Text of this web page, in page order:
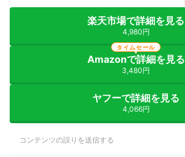
楽天市場で詳細を見る
4,980円
Amazonで詳細を見る
3,480円
タイムセール
ヤフーで詳細を見る
4,066円
コンテンツの誤りを送信する